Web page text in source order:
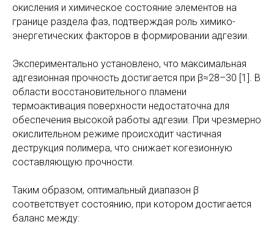
окисления и химическое состояние элементов на
границе раздела фаз, подтверждая роль химико-
энергетических факторов в формировании адгезии.
Экспериментально установлено, что максимальная
адгезионная прочность достигается при β≈28–30 [1]. В
области восстановительного пламени
термоактивация поверхности недостаточна для
обеспечения высокой работы адгезии. При чрезмерно
окислительном режиме происходит частичная
деструкция полимера, что снижает когезионную
составляющую прочности.
Таким образом, оптимальный диапазон β
соответствует состоянию, при котором достигается
баланс между: